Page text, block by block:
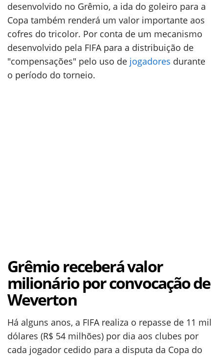
desenvolvido no Grêmio, a ida do goleiro para a
Copa também renderá um valor importante aos
cofres do tricolor. Por conta de um mecanismo
desenvolvido pela FIFA para a distribuição de
"compensações" pelo uso de jogadores durante
o período do torneio.
Grêmio receberá valor
milionário por convocação de
Weverton
Há alguns anos, a FIFA realiza o repasse de 11 mil
dólares (R$ 54 milhões) por dia aos clubes por
cada jogador cedido para a disputa da Copa do